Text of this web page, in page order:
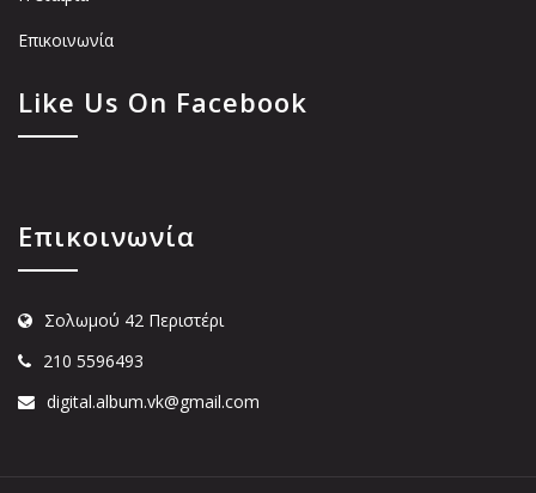
Επικοινωνία
Like Us On Facebook
Επικοινωνία
Σολωμού 42 Περιστέρι
210 5596493
digital.album.vk@gmail.com